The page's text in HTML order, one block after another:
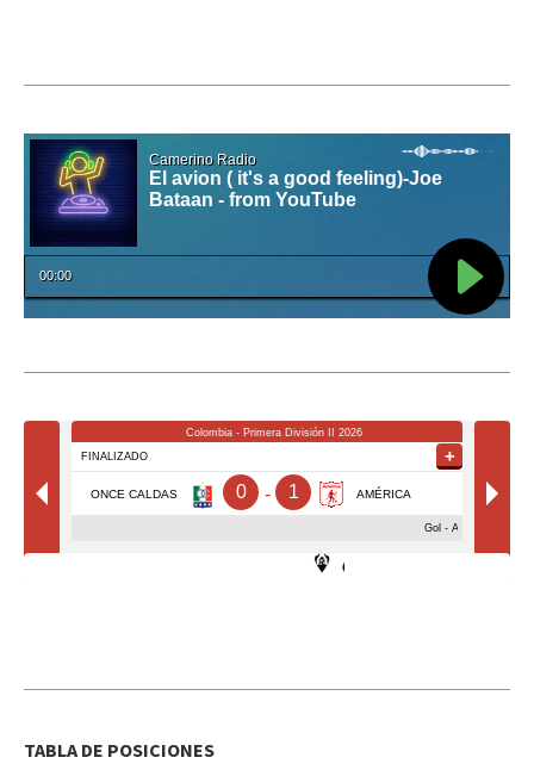
TABLA DE POSICIONES